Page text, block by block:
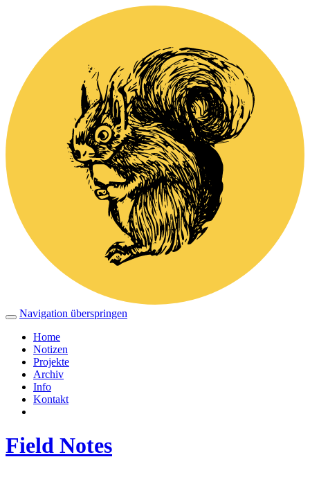
Navigation überspringen
Home
Notizen
Projekte
Archiv
Info
Kontakt
Field Notes